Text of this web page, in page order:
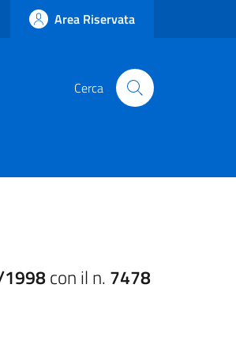
- new tab)
scheda - new tab)
YouTube
(nuova scheda - new tab)
Area Riservata
Cerca
con il n. 7478